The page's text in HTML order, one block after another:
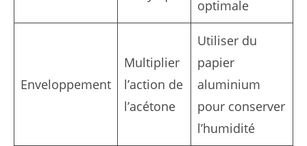
optimale
Enveloppement
Multiplier
l’action de
l’acétone
Utiliser du
papier
aluminium
pour conserver
l’humidité